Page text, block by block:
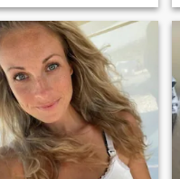
who is 9 yrs